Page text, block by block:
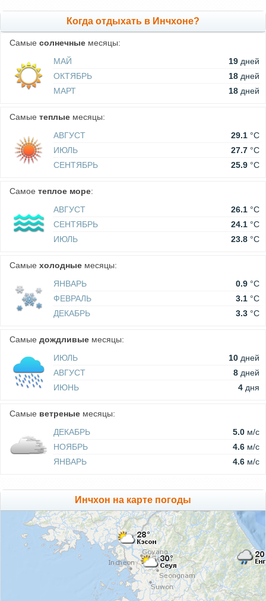
Когда отдыхать в Инчхоне?
Самые солнечные месяцы:
МАЙ
19 дней
ОКТЯБРЬ
18 дней
МАРТ
18 дней
Самые теплые месяцы:
АВГУСТ
29.1 °C
ИЮЛЬ
27.7 °C
СЕНТЯБРЬ
25.9 °C
Самое теплое море:
АВГУСТ
26.1 °C
СЕНТЯБРЬ
24.1 °C
ИЮЛЬ
23.8 °C
Самые холодные месяцы:
ЯНВАРЬ
0.9 °C
ФЕВРАЛЬ
3.1 °C
ДЕКАБРЬ
3.3 °C
Самые дождливые месяцы:
ИЮЛЬ
10 дней
АВГУСТ
8 дней
ИЮНЬ
4 дня
Самые ветреные месяцы:
ДЕКАБРЬ
5.0 м/c
НОЯБРЬ
4.6 м/c
ЯНВАРЬ
4.6 м/c
Инчхон на карте погоды